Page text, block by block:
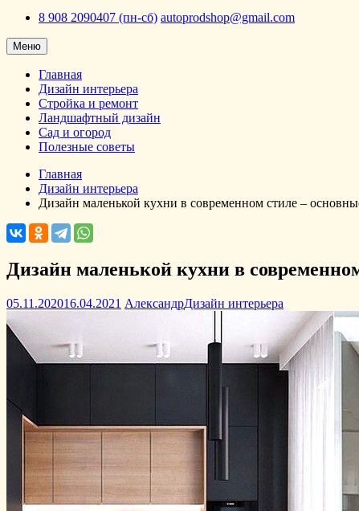
8 908 2090407 (пн-сб) autoprodshop@gmail.com
Меню
Главная
Дизайн интерьера
Стройка и ремонт
Ландшафтный дизайн
Сад и огород
Полезные советы
Главная
Дизайн интерьера
Дизайн маленькой кухни в современном стиле –
Дизайн маленькой кухни в
05.11.202016.04.2021 АлександрДизайн интерьера